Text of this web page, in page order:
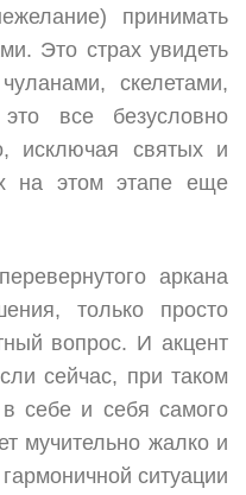
принимать
Это страх увидеть
скелетами,
все безусловно
исключая святых и
на этом этапе еще
аркана
только просто
вопрос. И акцент
сейчас, при таком
в себе и себя самого
мучительно жалко и
ситуации